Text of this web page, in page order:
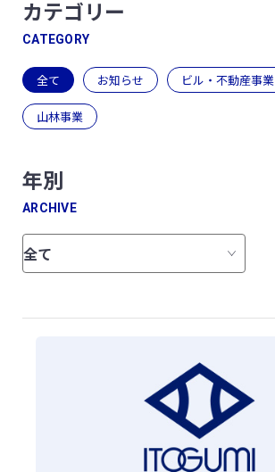
カテゴリー
CATEGORY
全て お知らせ ビル・不動産事業
山林事業
年別
ARCHIVE